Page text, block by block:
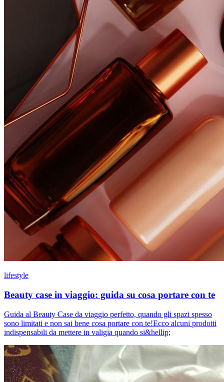
lifestyle
Beauty case in viaggio: guida su cosa portare con te
Guida al Beauty Case da viaggio perfetto, quando gli spazi spesso
sono limitati e non sai bene cosa portare con te!Ecco alcuni prodotti
indispensabili da mettere in valigia quando si&hellip;